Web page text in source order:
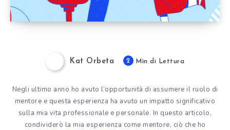
Kat Orbeta 2 Min di Lettura
Negli ultimo anno ho avuto l’opportunità di assumere il ruolo di
mentore e questa esperienza ha avuto un impatto significativo
sulla mia vita professionale e personale. In questo articolo,
condividerò la mia esperienza come mentore, ciò che ho